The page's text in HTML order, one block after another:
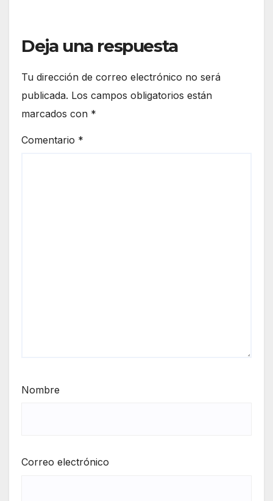
Deja una respuesta
Tu dirección de correo electrónico no será
publicada. Los campos obligatorios están
marcados con *
Comentario *
Nombre
Correo electrónico